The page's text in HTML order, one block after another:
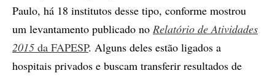
Paulo, há 18 institutos desse tipo, conforme mostrou
um levantamento publicado no Relatório de Atividades
2015 da FAPESP. Alguns deles estão ligados a
hospitais privados e buscam transferir resultados de